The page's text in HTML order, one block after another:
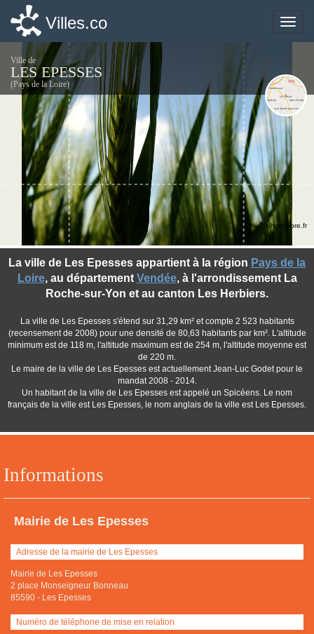
Toggle
Villes.co
Ville de
LES EPESSES
(Pays de la Loire)
Informations
Mairie de Les Epesses
Adresse de la mairie de Les Epesses
Mairie de Les Epesses
2 place Monseigneur Bonneau
85590 - Les Epesses
Numéro de téléphone de mise en relation
La ville de Les Epesses appartient à la région Pays de la
Loire, au département Vendée, à l'arrondissement La
Roche-sur-Yon et au canton Les Herbiers.
La ville de Les Epesses s'étend sur 31,29 km² et compte 2 523 habitants
(recensement de 2008) pour une densité de 80,63 habitants par km². L'altitude
minimum est de 118 m, l'altitude maximum est de 254 m, l'altitude moyenne est
de 220 m.
Le maire de la ville de Les Epesses est actuellement Jean-Luc Godet pour le
mandat 2008 - 2014.
Un habitant de la ville de Les Epesses est appelé un Spicéens. Le nom
français de la ville est Les Epesses, le nom anglais de la ville est Les Epesses.
©photo-libre.fr
Toggle
Villes.co